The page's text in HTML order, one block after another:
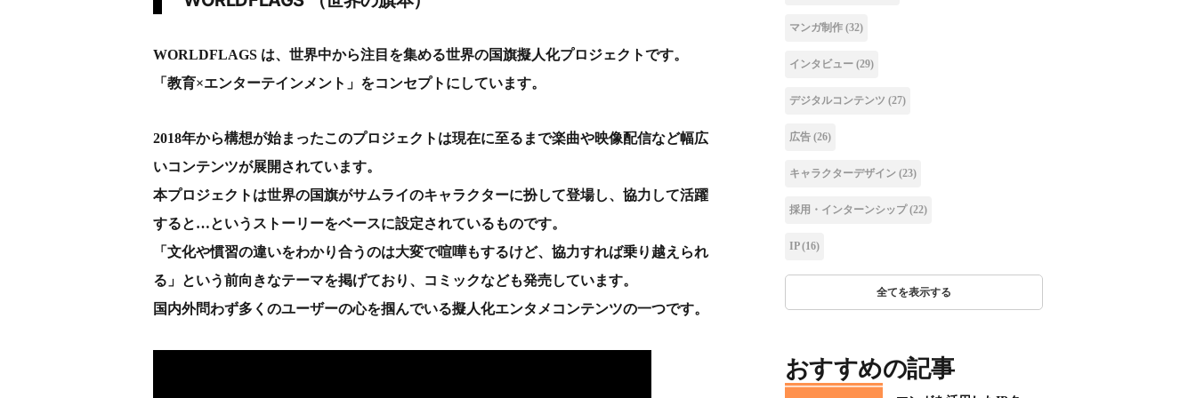
WORLDFLAGS は、世界中から注目を集める世界の国旗擬人化プロジェクトです。
「教育×エンターテインメント」をコンセプトにしています。
2018年から構想が始まったこのプロジェクトは現在に至るまで楽曲や映像配信など幅広
いコンテンツが展開されています。
本プロジェクトは世界の国旗がサムライのキャラクターに扮して登場し、協力して活躍
すると…というストーリーをベースに設定されているものです。
「文化や慣習の違いをわかり合うのは大変で喧嘩もするけど、協力すれば乗り越えられ
る」という前向きなテーマを掲げており、コミックなども発売しています。
国内外問わず多くのユーザーの心を掴んでいる擬人化エンタメコンテンツの一つです。
マンガ制作 (32)
インタビュー (29)
デジタルコンテンツ (27)
広告 (26)
キャラクターデザイン (23)
採用・インターンシップ(22)
IP(16)
全てを表示する
おすすめの記事